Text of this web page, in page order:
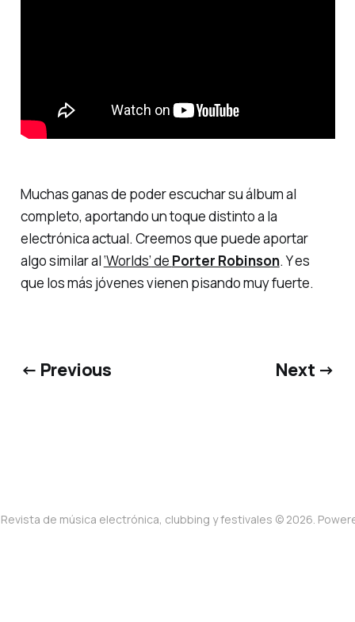
Muchas ganas de poder escuchar su álbum al
completo, aportando un toque distinto a la
electrónica actual. Creemos que puede aportar
algo similar al‘Worlds’de Porter Robinson. Y es
que los más jóvenes vienen pisando muy fuerte.
← Previous Next →
de música electrónica, clubbing y festivales © 2026.